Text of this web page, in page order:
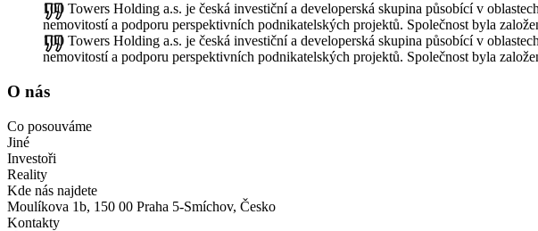
100 Towers Holding a.s. je česká investiční a developerská skupina působící v
nemovitostí a podporu perspektivních podnikatelských projektů. Společnost byla
100 Towers Holding a.s. je česká investiční a developerská skupina působící v
nemovitostí a podporu perspektivních podnikatelských projektů. Společnost byla
O nás
Co posouváme
Jiné
Investoři
Reality
Kde nás najdete
Moulíkova 1b, 150 00 Praha 5-Smíchov, Česko
Kontakty